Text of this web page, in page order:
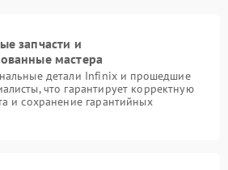
запчасти и
мастера
детали Infinix и прошедшие
что гарантирует корректную
и сохранение гарантийных